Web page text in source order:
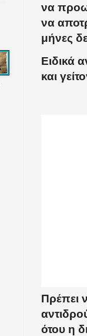
να
να
μήνες
Ειδικά
και
Πρέπει
ότου η